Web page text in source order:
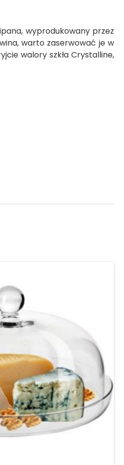
wyprodukowany przez
warto zaserwować je w
walory szkła Crystalline,